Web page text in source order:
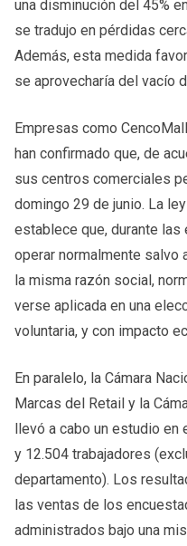
una disminución del 45%
se tradujo en pérdidas
Además, esta medida
se aprovecharía del vacío
Empresas como
han confirmado que, de
sus centros comerciales
domingo 29 de junio. La
establece que, durante
operar normalmente
la misma razón social,
verse aplicada en una
voluntaria, y con impacto
En paralelo, la Cámara
Marcas del Retail y la
llevó a cabo un estudio en
y 12.504 trabajadores
departamento). Los
las ventas de los
administrados bajo una